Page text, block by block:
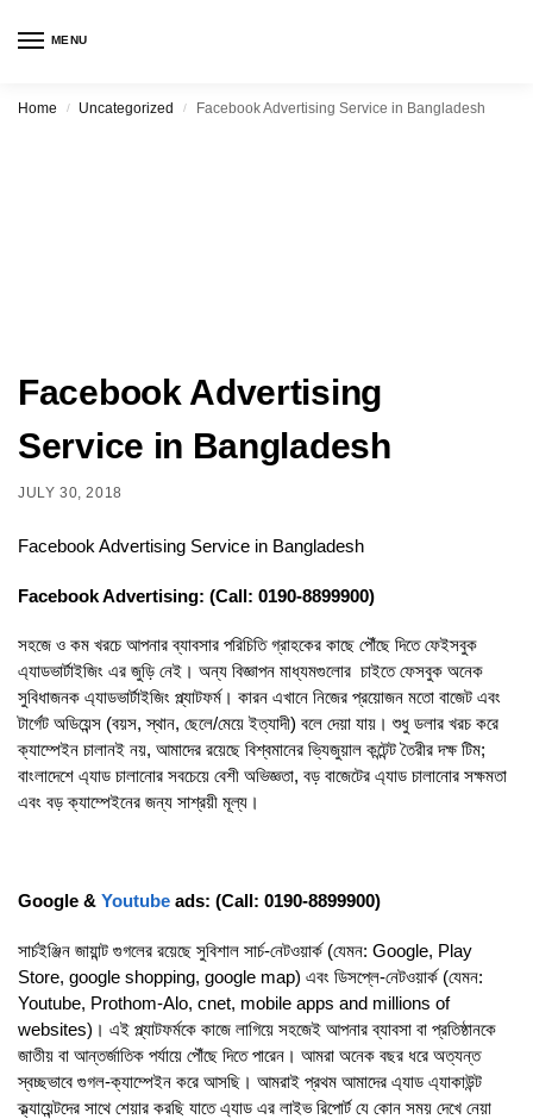
MENU
Home / Uncategorized / Facebook Advertising Service in Bangladesh
Facebook Advertising
Service in Bangladesh
JULY 30, 2018
Facebook Advertising Service in Bangladesh
Facebook Advertising: (Call: 0190-8899900)
সহজে ও কম খরচে আপনার ব্যাবসার পরিচিতি গ্রাহকের কাছে পৌঁছে দিতে ফেইসবুক
এ্যাডভার্টাইজিং এর জুড়ি নেই। অন্য বিজ্ঞাপন মাধ্যমগুলোর চাইতে ফেসবুক অনেক
সুবিধাজনক এ্যাডভার্টাইজিং প্ল্যাটফর্ম। কারন এখানে নিজের প্রয়োজন মতো বাজেট এবং
টার্গেট অডিয়েন্স (বয়স, স্থান, ছেলে/মেয়ে ইত্যাদী) বলে দেয়া যায়। শুধু ডলার খরচ করে
ক্যাম্পেইন চালানই নয়, আমাদের রয়েছে বিশ্বমানের ভ্যিজুয়াল কন্টেন্ট তৈরীর দক্ষ টিম;
বাংলাদেশে এ্যাড চালানোর সবচেয়ে বেশী অভিজ্ঞতা, বড় বাজেটের এ্যাড চালানোর সক্ষমতা
এবং বড় ক্যাম্পেইনের জন্য সাশ্রয়ী মূল্য।
Google & Youtube ads: (Call: 0190-8899900)
সার্চইঞ্জিন জায়ান্ট গুগলের রয়েছে সুবিশাল সার্চ-নেটওয়ার্ক (যেমন: Google, Play
Store, google shopping, google map) এবং ডিসপ্লে-নেটওয়ার্ক (যেমন:
Youtube, Prothom-Alo, cnet, mobile apps and millions of
websites)। এই প্ল্যাটফর্মকে কাজে লাগিয়ে সহজেই আপনার ব্যাবসা বা প্রতিষ্ঠানকে
জাতীয় বা আন্তর্জাতিক পর্যায়ে পৌঁছে দিতে পারেন। আমরা অনেক বছর ধরে অত্যন্ত
স্বচ্ছভাবে গুগল-ক্যাম্পেইন করে আসছি। আমরাই প্রথম আমাদের এ্যাড এ্যাকাউন্ট
ক্ল্যায়েন্টদের সাথে শেয়ার করছি যাতে এ্যাড এর লাইভ রিপোর্ট যে কোন সময় দেখে নেয়া